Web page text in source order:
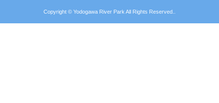
Copyright © Yodogawa River Park All Rights Reserved..